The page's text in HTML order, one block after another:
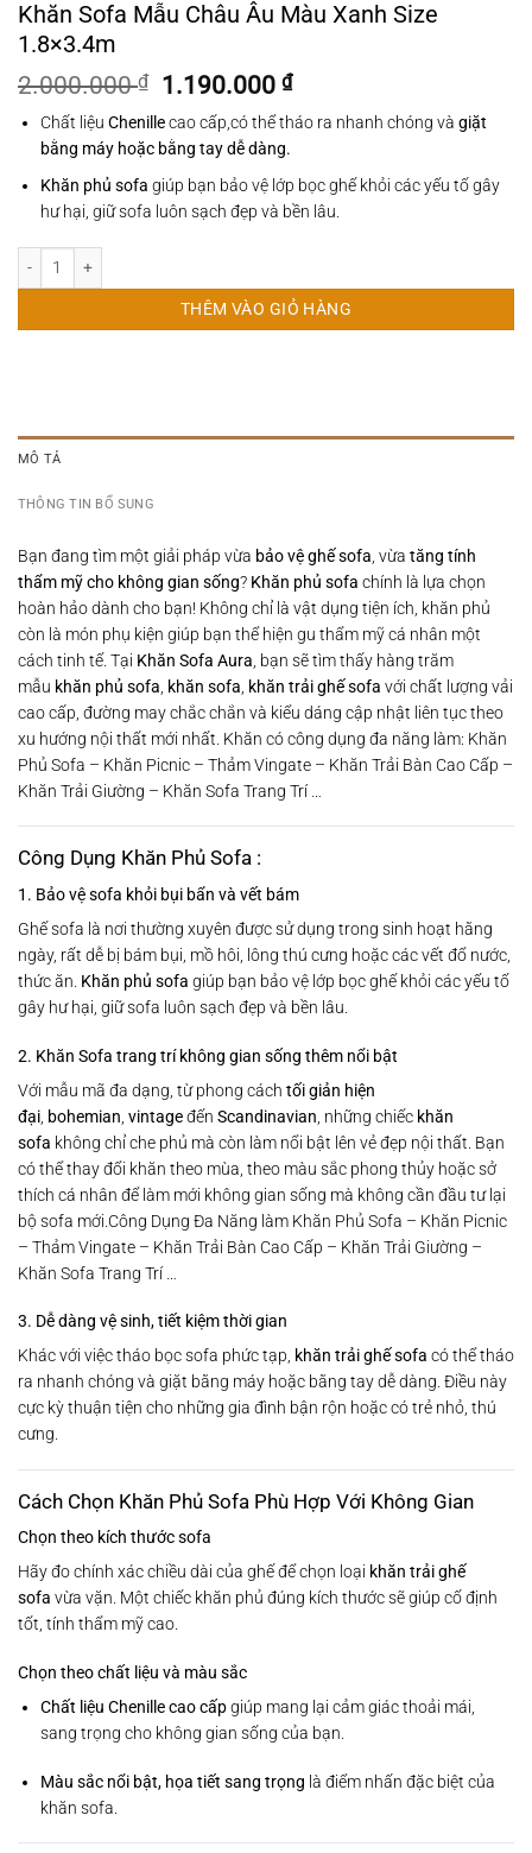
Khăn Sofa Mẫu Châu Âu Màu Xanh Size
1.8×3.4m
2.000.000₫
Giá
là:
2.000.000 ₫.
1.190.000₫Giá
hiện
tại
1.190.000 ₫.
Chất liệu Chenillecao cấp,có thể tháo ra nhanh chóng và giặt
bằng máy hoặc bằng tay dễ dàng.
Khăn phủ sofa giúp bạn bảo vệ lớp bọc ghế khỏi các yếu tố gây
hư hại, giữ sofa luôn sạch đẹp và bền lâu.
THÊM VÀO GIỎ HÀNG
MÔ TẢ
THÔNG TIN BỔ SUNG
Bạn đang tìm một giải pháp vừa bảo vệ ghế sofa , vừa tăng tính
thẩm mỹ cho không gian sống? Khăn phủ sofa chính là lựa chọn
hoàn hảo dành cho bạn! Không chỉ là vật dụng tiện ích, khăn phủ
còn là món phụ kiện giúp bạn thể hiện gu thẩm mỹ cá nhân một
cách tinh tế. Tại Khăn Sofa Aura , bạn sẽ tìm thấy hàng trăm
mẫu khăn phủ sofa khăn sofa khăn trải ghế sofa với chất lượng vải
cao cấp, đường may chắc chắn và kiểu dáng cập nhật liên tục theo
xu hướng nội thất mới nhất. Khăn có công dụng đa năng làm: Khăn
Phủ Sofa – Khăn Picnic – Thảm Vingate – Khăn Trải Bàn Cao Cấp –
Khăn Trải Giường – Khăn Sofa Trang Trí …
Công Dụng Khăn Phủ Sofa :
1. Bảo vệ sofa khỏi bụi bẩn và vết bám
Ghế sofa là nơi thường xuyên được sử dụng trong sinh hoạt hằng
ngày, rất dễ bị bám bụi, mồ hôi, lông thú cưng hoặc các vết đổ nước,
thức ăn. Khăn phủ sofa giúp bạn bảo vệ lớp bọc ghế khỏi các yếu tố
gây hư hại, giữ sofa luôn sạch đẹp và bền lâu.
2. Khăn Sofa trang trí không gian sống thêm nổi bật
Với mẫu mã đa dạng, từ phong cách tối giản hiện
đại bohemian vintageđến Scandinavian , những chiếc khăn
sofa không chỉ che phủ mà còn làm nổi bật lên vẻ đẹp nội thất. Bạn
có thể thay đổi khăn theo mùa, theo màu sắc phong thủy hoặc sở
thích cá nhân để làm mới không gian sống mà không cần đầu tư lại
bộ sofa mới.Công Dụng Đa Năng làm Khăn Phủ Sofa – Khăn Picnic
– Thảm Vingate – Khăn Trải Bàn Cao Cấp – Khăn Trải Giường –
Khăn Sofa Trang Trí …
3. Dễ dàng vệ sinh, tiết kiệm thời gian
Khác với việc tháo bọc sofa phức tạp, khăn trải ghế sofa có thể tháo
ra nhanh chóng và giặt bằng máy hoặc bằng tay dễ dàng. Điều này
cực kỳ thuận tiện cho những gia đình bận rộn hoặc có trẻ nhỏ, thú
cưng.
Cách Chọn Khăn Phủ Sofa Phù Hợp Với Không Gian
Chọn theo kích thước sofa
Hãy đo chính xác chiều dài của ghế để chọn loại khăn trải ghế
sofa vừa vặn. Một chiếc khăn phủ đúng kích thước sẽ giúp cố định
tốt, tính thẩm mỹ cao.
Chọn theo chất liệu và màu sắc
Chất liệu Chenille cao cấpgiúp mang lại cảm giác thoải mái,
sang trọng cho không gian sống của bạn.
Màu sắc nổi bật, họa tiết sang trọng là điểm nhấn đặc biệt của
khăn sofa.